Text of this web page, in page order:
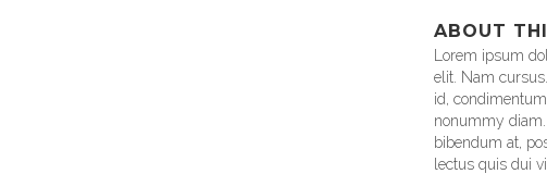
ABOUT
Lorem ipsum
elit. Nam
id,
nonummy
bibendum at,
lectus quis dui